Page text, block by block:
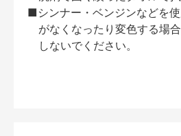
■シンナー・ベンジンなどを
がなくなったり変色する場
しないでください。